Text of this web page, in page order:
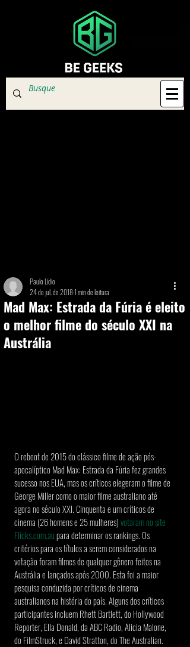
Mad Max: Estrada da Fúria é eleito
o melhor filme do século XXI na
Austrália
Paulo Lídio
24 de jul. de 20181 min de leitura
O reboot de 2015 do clássico filme de ação pós-
apocalíptico Mad Max: Estrada da Fúria fez grandes
sucesso nos EUA, mas os críticos elegeram o filme de
George Miller como o maior filme australiano até
agora no século XXI. Cinquenta e um críticos de
cinema (26 homens e 25 mulheres) votaram no site
Flicks.com.au para determinar os rankings. Os
critérios para os títulos a serem considerados na
votação foram filmes de qualquer gênero feitos na
Austrália e lançados após 2000. Esta foi a maior
pesquisa conduzida por críticos de cinema
australianos na história do país. Alguns dos críticos
participantes incluem Rhett Bartlett, do Hollywood
Reporter, Ella Donald, da ABC Radio, Alicia Malone,
do FilmStruck, e David Stratton, do The Australian.